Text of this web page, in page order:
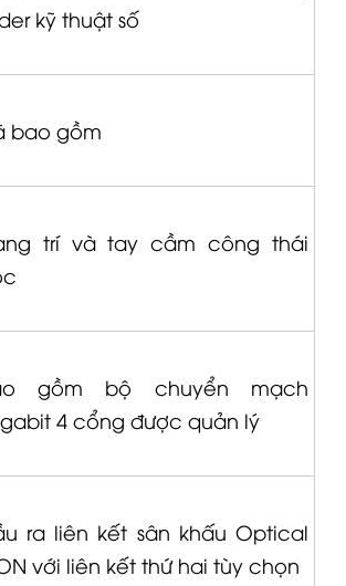
kỹ thuật số
bao gồm
trí và tay cầm công thái
gồm bộ chuyển mạch
4 cổng được quản lý
ra liên kết sân khấu Optical
với liên kết thứ hai tùy chọn